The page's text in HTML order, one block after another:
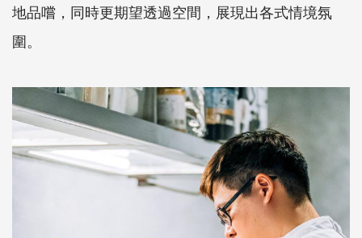
地品嚐，同時更期望透過空間，展現出各式情境氛
圍。